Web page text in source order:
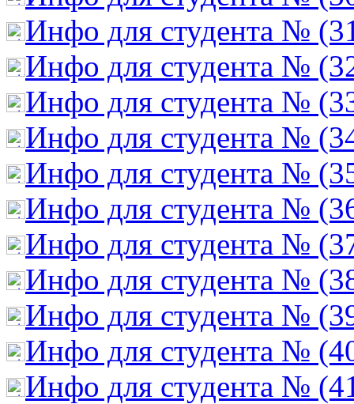
Инфо для студента №
Инфо для студента №
Инфо для студента №
Инфо для студента №
Инфо для студента №
Инфо для студента №
Инфо для студента №
Инфо для студента №
Инфо для студента №
Инфо для студента №
Инфо для студента №